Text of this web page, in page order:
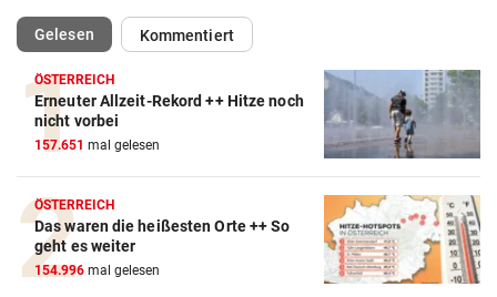
Gelesen(ausgewählt)Kommentiert
ÖSTERREICH
Erneuter Allzeit-Rekord ++ Hitze noch
nicht vorbei
157.651 mal gelesen
ÖSTERREICH
Das waren die heißesten Orte ++ So
geht es weiter
154.996 mal gelesen
Action-Cam Vergleich
ZUM VERGLEICH
Crosstrainer Vergleich
ZUM VERGLEICH
E-Bike Vergleich